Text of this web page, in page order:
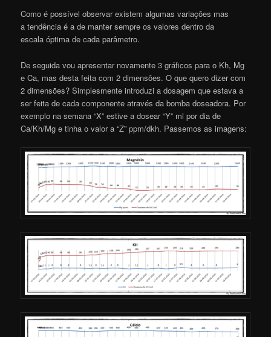
Como é possível observar existem algumas variações mas
a tendência é a de manter sempre os valores dentro da
escala óptima de cada parâmetro.
De seguida vou apresentar novamente 3 gráficos para o Kh, Mg
e Ca, mas desta feita com 2 dimensões. O que quero dizer com
2 dimensões? Simplesmente introduzi a dosagem que estava a
ser feita de cada componente através da bomba doseadora. Por
exemplo na semana “X” estive a dosear “Y” ml por dia de
Ca/Kh/Mg e tinha o valor a “Z” ppm/dkh. Passemos as imagens: